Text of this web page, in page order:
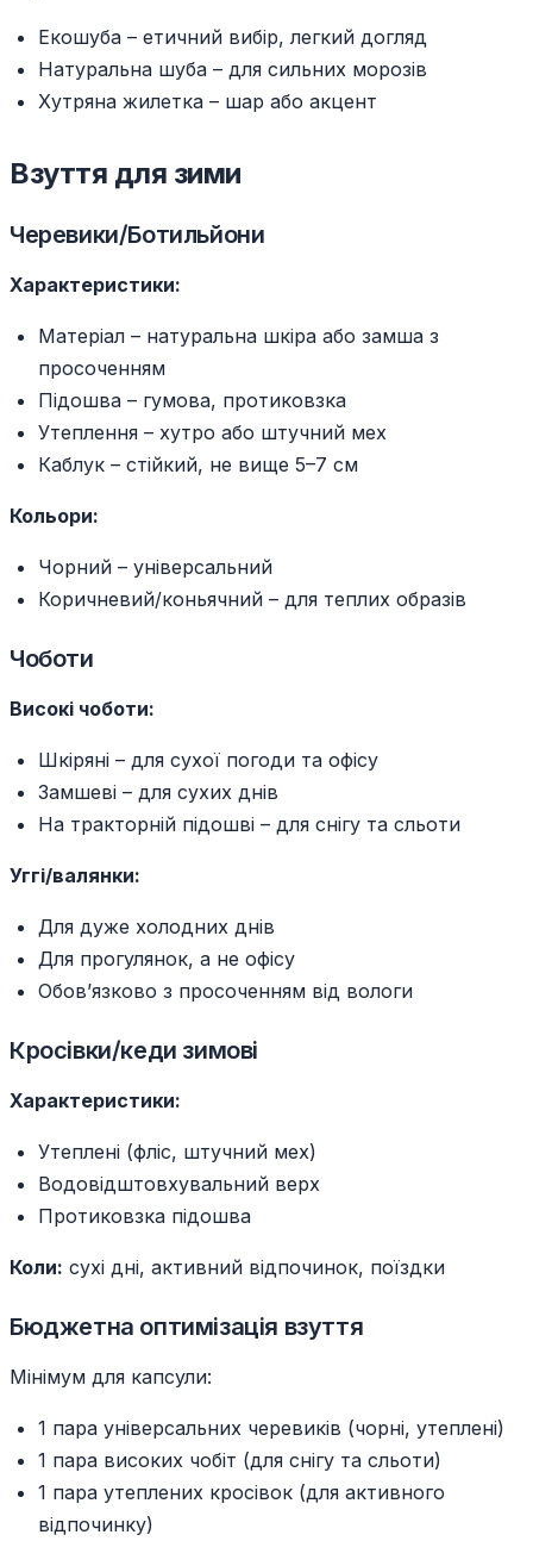
Екошуба – етичний вибір, легкий догляд
Натуральна шуба – для сильних морозів
Хутряна жилетка – шар або акцент
Взуття для зими
Черевики/Ботильйони
Характеристики:
Матеріал – натуральна шкіра або замша з
просоченням
Підошва – гумова, протиковзка
Утеплення – хутро або штучний мех
Каблук – стійкий, не вище 5–7 см
Кольори:
Чорний – універсальний
Коричневий/коньячний – для теплих образів
Чоботи
Високі чоботи:
Шкіряні – для сухої погоди та офісу
Замшеві – для сухих днів
На тракторній підошві – для снігу та сльоти
Уггі/валянки:
Для дуже холодних днів
Для прогулянок, а не офісу
Обов’язково з просоченням від вологи
Кросівки/кеди зимові
Характеристики:
Утеплені (фліс, штучний мех)
Водовідштовхувальний верх
Протиковзка підошва
Коли: сухі дні, активний відпочинок, поїздки
Бюджетна оптимізація взуття
Мінімум для капсули:
1 пара універсальних черевиків (чорні, утеплені)
1 пара високих чобіт (для снігу та сльоти)
1 пара утеплених кросівок (для активного
відпочинку)